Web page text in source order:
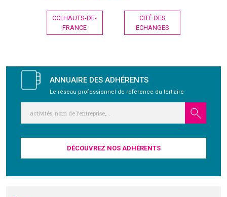
Navigation
l’article
CCI HAUTS-DE-
FRANCE
CITÉ DES
ECHANGES
ANNUAIRE DES ADHÉRENTS
Le réseau professionnel de référence du tertiaire
DÉCOUVREZ NOS ADHÉRENTS